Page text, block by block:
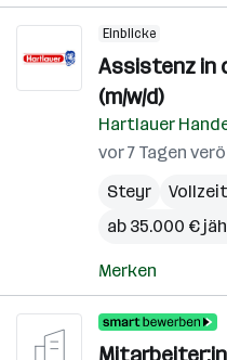
Einblicke
Assistenz in
(m/w/d)
Hartlauer
vor 7 Tagen
Steyr
ab 35.000 €
Merken